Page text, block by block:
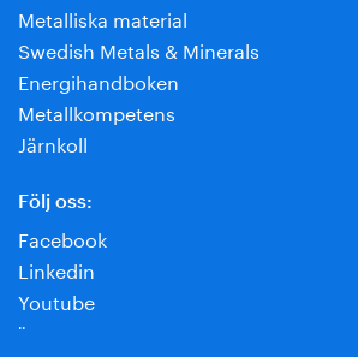
Metalliska material
Swedish Metals & Minerals
Energihandboken
Metallkompetens
Järnkoll
Följ oss:
Facebook
Linkedin
Youtube
¨